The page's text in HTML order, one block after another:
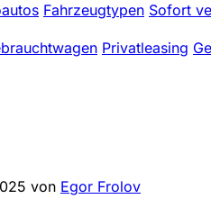
Fahrzeugtypen Sofort
Privatleasing
von Egor Frolov